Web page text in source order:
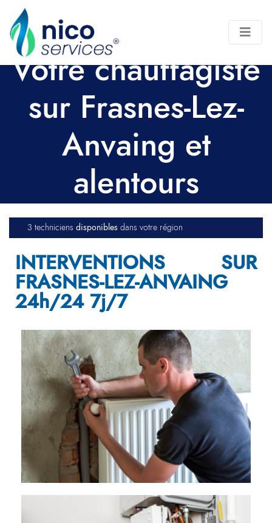
Votre chauffagiste
sur Frasnes-Lez-
Anvaing et
alentours
3 techniciensdisponibles dans votre région
INTERVENTIONS SUR
FRASNES-LEZ-ANVAING
24h/24 7j/7